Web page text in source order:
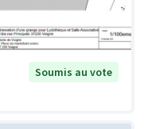
Soumis au vote